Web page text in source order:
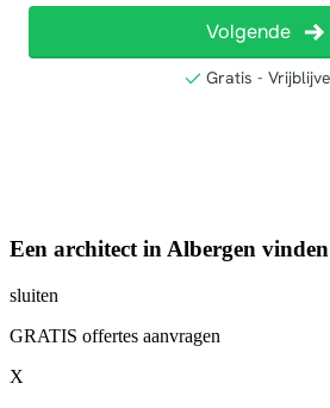
Een architect in Albergen vinden
sluiten
GRATIS offertes aanvragen
X